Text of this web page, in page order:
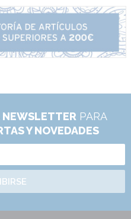
NEWSLETTER PARA
Y NOVEDADES